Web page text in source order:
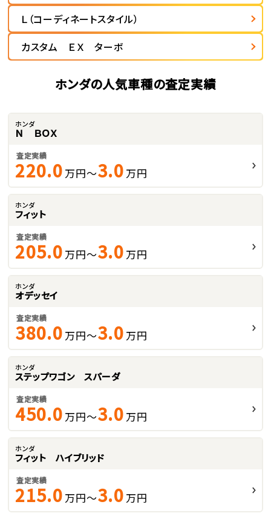
Ｌ（コーディネートスタイル）
カスタム ＥＸ ターボ
ホンダの人気車種の査定実績
ホンダ
Ｎ ＢＯＸ
査定実績
220.0 万円～3.0 万円
ホンダ
フィット
査定実績
205.0 万円～3.0 万円
ホンダ
オデッセイ
査定実績
380.0 万円～3.0 万円
ホンダ
ステップワゴン スパーダ
査定実績
450.0 万円～3.0 万円
ホンダ
フィット ハイブリッド
査定実績
215.0 万円～3.0 万円